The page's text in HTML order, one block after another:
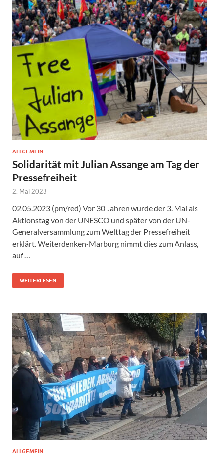
ALLGEMEIN
Solidarität mit Julian Assange am Tag der
Pressefreiheit
2. Mai 2023
02.05.2023 (pm/red) Vor 30 Jahren wurde der 3. Mai als
Aktionstag von der UNESCO und später von der UN-
Generalversammlung zum Welttag der Pressefreiheit
erklärt. Weiterdenken-Marburg nimmt dies zum Anlass,
auf …
WEITERLESEN
ALLGEMEIN